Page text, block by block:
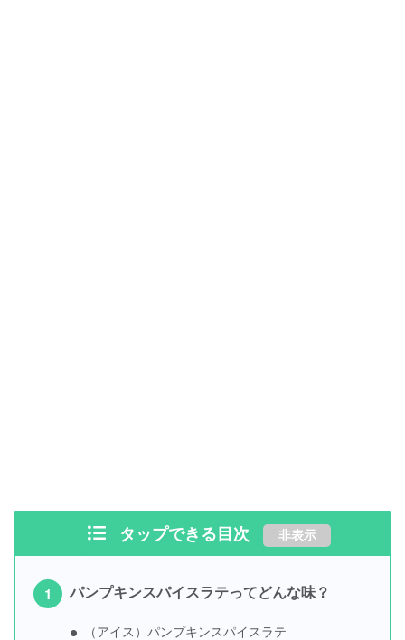
タップできる目次 非表示
パンプキンスパイスラテってどんな味？
（アイス）パンプキンスパイスラテ